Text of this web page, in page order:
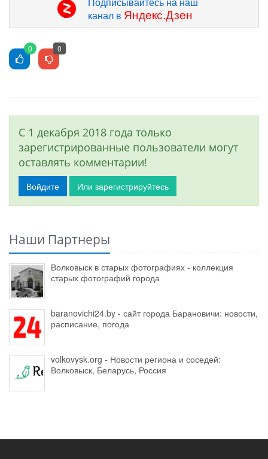
канал в Яндекс.Дзен
0 0
С 1 декабря 2018 года только
зарегистрированные пользователи могут
оставлять комментарии!
Войдите Или зарегистрируйтесь
Наши Партнеры
Волковыск в старых фотографиях - коллекция
старых фотографий города
baranovichi24.by - сайт города Барановичи: новости,
расписание, погода
volkovysk.org - Новости региона и соседей:
Волковыск, Беларусь, Россия